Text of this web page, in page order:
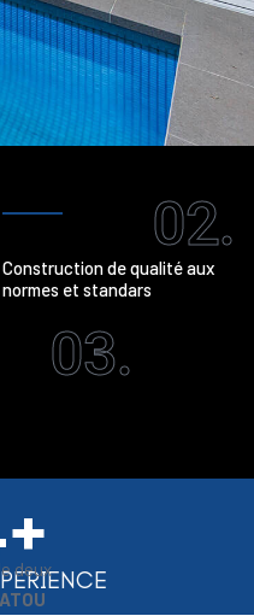
02.
Construction de qualité aux
normes et standars
03.
deux